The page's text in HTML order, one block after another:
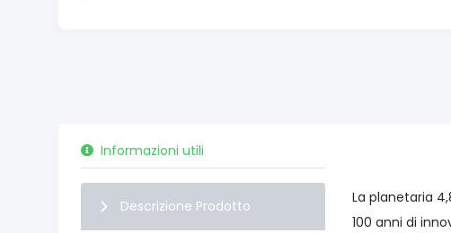
Informazioni utili
Descrizione Prodotto
La planetaria
100 anni di